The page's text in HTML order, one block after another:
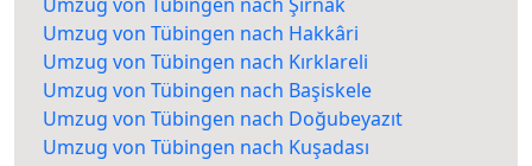
Umzug von Tübingen nach Hakkâri
Umzug von Tübingen nach Kırklareli
Umzug von Tübingen nach Başiskele
Umzug von Tübingen nach Doğubeyazıt
Umzug von Tübingen nach Kuşadası